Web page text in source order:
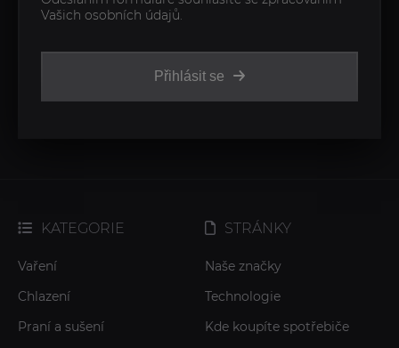
Přihlásit se
Vašich osobních údajů.
KATEGORIE
Vaření
Chlazení
Praní a sušení
STRÁNKY
Naše značky
Technologie
Kde koupíte spotřebiče